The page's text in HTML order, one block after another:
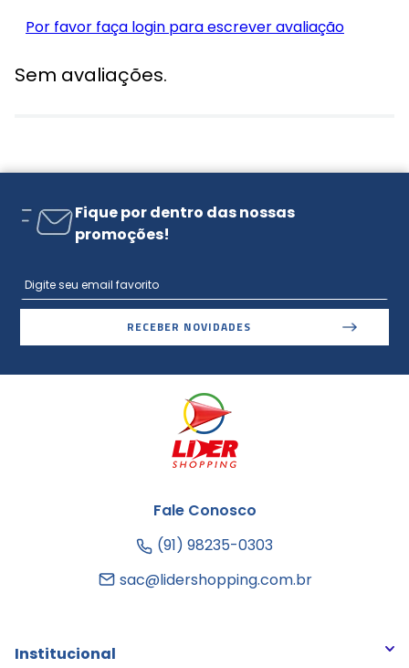
Por favor faça login para escrever avaliação
Sem avaliações.
Fique por dentro das nossas
promoções!
RECEBER NOVIDADES
Fale Conosco
(91) 98235-0303
sac@lidershopping.com.br
Institucional